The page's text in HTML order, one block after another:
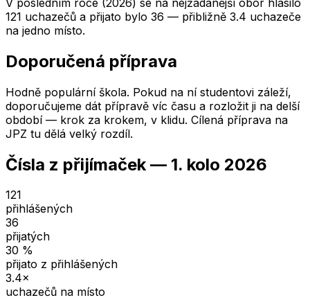
121 uchazečů a přijato bylo 36 — přibližně 3.4 uchazeče
na jedno místo.
Doporučená příprava
Hodně populární škola. Pokud na ní studentovi záleží,
doporučujeme dát přípravě víc času a rozložit ji na delší
období — krok za krokem, v klidu. Cílená příprava na
JPZ tu dělá velký rozdíl.
Čísla z přijímaček — 1. kolo 2026
121
přihlášených
36
přijatých
30 %
přijato z přihlášených
3.4×
uchazečů na místo